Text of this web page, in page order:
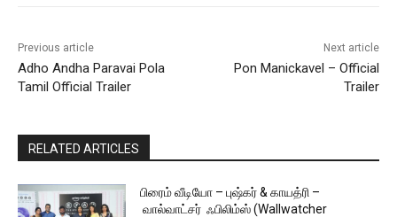
Previous article
Adho Andha Paravai Pola
Tamil Official Trailer
Next article
Pon Manickavel – Official
Trailer
RELATED ARTICLES
பிரைம் வீடியோ – புஷ்கர் & காயத்ரி –
வால்வாட்சர் ஃபிலிம்ஸ் (Wallwatcher